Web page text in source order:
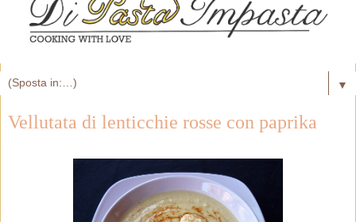
▼
Vellutata di lenticchie rosse con paprika